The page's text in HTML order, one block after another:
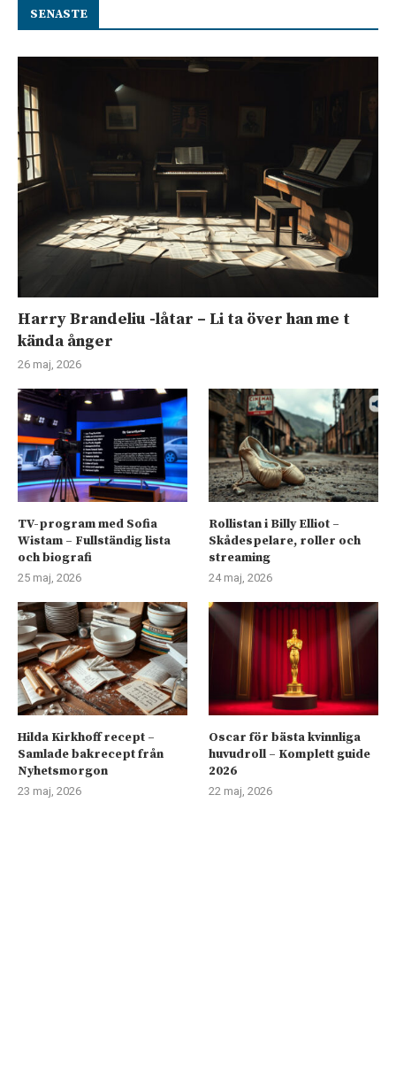
SENASTE
Harry Brandeliu -låtar – Li ta över han me t
kända ånger
26 maj, 2026
TV-program med Sofia
Wistam – Fullständig lista
och biografi
25 maj, 2026
Rollistan i Billy Elliot –
Skådespelare, roller och
streaming
24 maj, 2026
Hilda Kirkhoff recept –
Samlade bakrecept från
Nyhetsmorgon
23 maj, 2026
Oscar för bästa kvinnliga
huvudroll – Komplett guide
2026
22 maj, 2026